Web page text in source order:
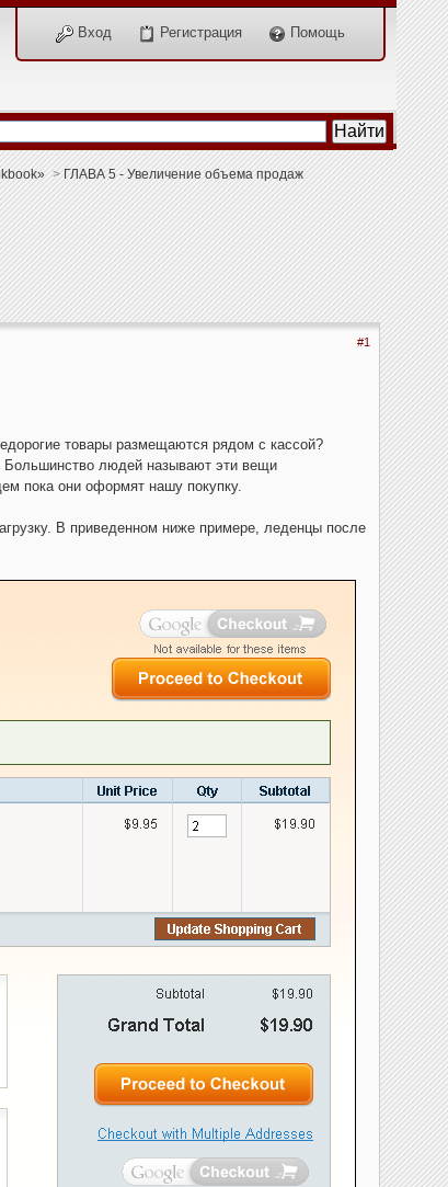
Вход Регистрация Помощь
> ГЛАВА 5 - Увеличение объема продаж
#1
товары размещаются рядом с кассой?
Большинство людей называют эти вещи
пока они оформят нашу покупку.
В приведенном ниже примере, леденцы после